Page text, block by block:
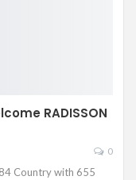
RADISSON
0
Country with 655